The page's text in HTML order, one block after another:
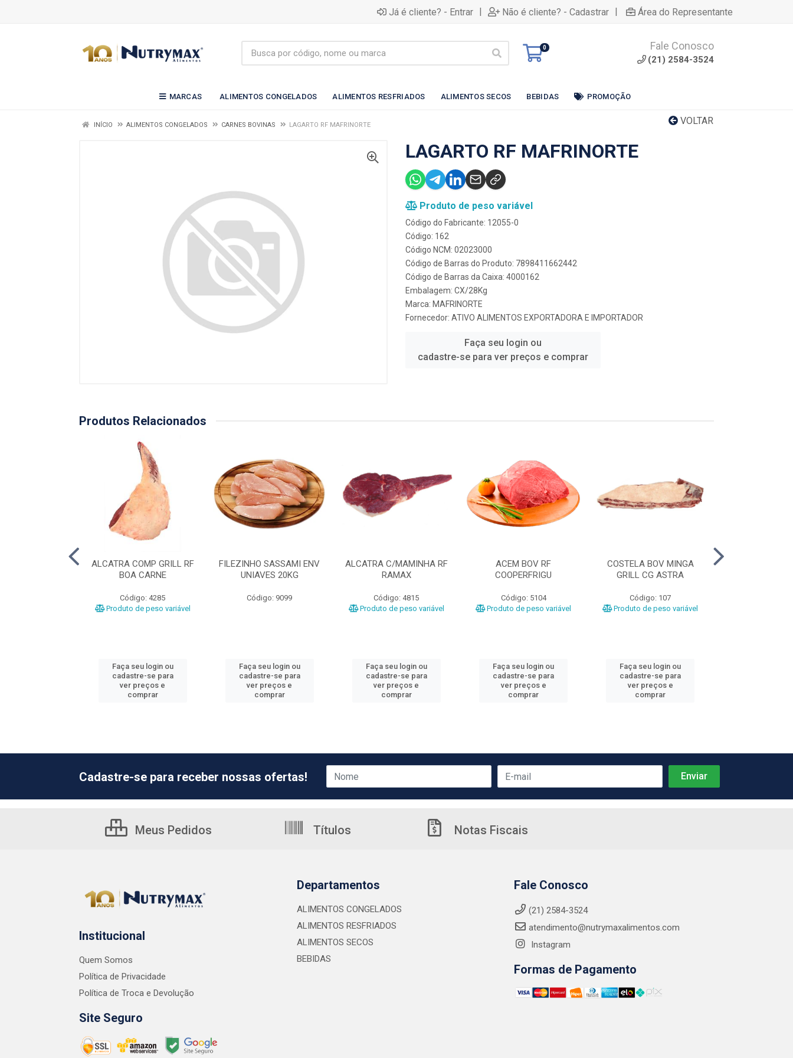
Já é cliente? - Entrar | Não é cliente? - Cadastrar | Área do Representante
0 Fale Conosco
(21) 2584-3524
MARCAS ALIMENTOS CONGELADOS ALIMENTOS RESFRIADOS ALIMENTOS SECOS BEBIDAS PROMOÇÃO
VOLTAR
INÍCIO ALIMENTOS CONGELADOS CARNES BOVINAS LAGARTO RF MAFRINORTE
LAGARTO RF MAFRINORTE
Produto de peso variável
Código do Fabricante: 12055-0
Código: 162
Código NCM: 02023000
Código de Barras do Produto: 7898411662442
Código de Barras da Caixa: 4000162
Embalagem: CX/28Kg
Marca: MAFRINORTE
Fornecedor: ATIVO ALIMENTOS EXPORTADORA E IMPORTADOR
Faça seu login ou
cadastre-se para ver preços e comprar
Produtos Relacionados
ALCATRA COMP GRILL RF
BOA CARNE
Código: 4285
Produto de peso variável
Faça seu login ou
cadastre-se para
ver preços e
comprar
FILEZINHO SASSAMI ENV
UNIAVES 20KG
Código: 9099
Faça seu login ou
cadastre-se para
ver preços e
comprar
ALCATRA C/MAMINHA RF
RAMAX
Código: 4815
Produto de peso variável
Faça seu login ou
cadastre-se para
ver preços e
comprar
ACEM BOV RF
COOPERFRIGU
Código: 5104
Produto de peso variável
Faça seu login ou
cadastre-se para
ver preços e
comprar
COSTELA BOV MINGA
GRILL CG ASTRA
Código: 107
Produto de peso variável
Faça seu login ou
cadastre-se para
ver preços e
comprar
Cadastre-se para receber nossas ofertas!
Meus Pedidos Títulos Notas Fiscais
Institucional
Quem Somos
Política de Privacidade
Política de Troca e Devolução
Site Seguro
Departamentos
ALIMENTOS CONGELADOS
ALIMENTOS RESFRIADOS
ALIMENTOS SECOS
BEBIDAS
Fale Conosco
(21) 2584-3524
atendimento@nutrymaxalimentos.com
Instagram
Formas de Pagamento